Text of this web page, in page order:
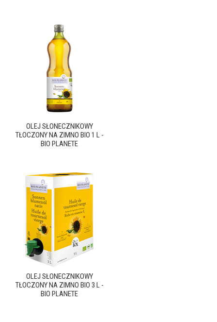
OLEJ SŁONECZNIKOWY
TŁOCZONY NA ZIMNO BIO 1 L -
BIO PLANETE
OLEJ SŁONECZNIKOWY
TŁOCZONY NA ZIMNO BIO 3 L -
BIO PLANETE